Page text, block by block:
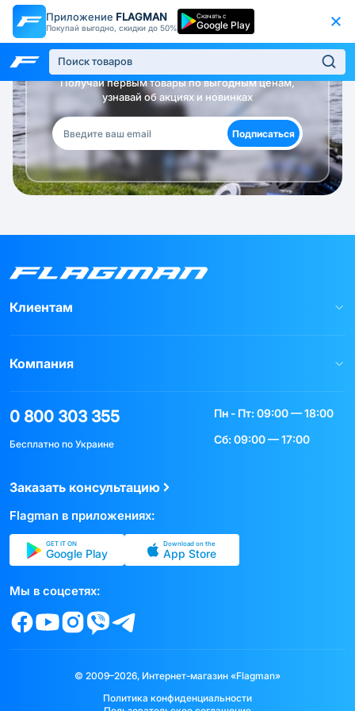
Приложение FLAGMAN
Покупай выгодно, скидки до 50%
Скачать с
Google Play
Будь в курсе!
Получай первым товары по выгодным ценам,
узнавай об акциях и новинках
Подписаться
Клиентам
Компания
0 800 303 355
Бесплатно по Украине
Пн - Пт: 09:00 — 18:00
Сб: 09:00 — 17:00
Заказать консультацию
Flagman в приложениях:
GET IT ON
Google Play
Download on the
App Store
Мы в соцсетях:
© 2009–2026, Интернет-магазин «Flagman»
Политика конфиденциальности